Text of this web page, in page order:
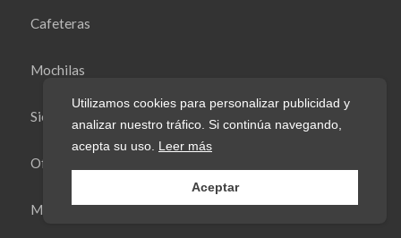
Cafeteras
Mochilas
Sierras
Ofertas black friday
Maletas
Utilizamos cookies para personalizar publicidad y
analizar nuestro tráfico. Si continúa navegando,
acepta su uso. Leer más
Aceptar